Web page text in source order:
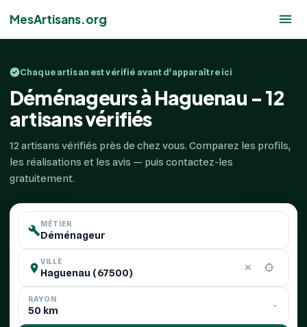
MesArtisans.org
Chaque artisan est vérifié avant d'apparaître ici
Déménageurs à Haguenau - 12
artisans vérifiés
12 artisans vérifiés près de chez vous. Comparez les profils,
les réalisations et les avis — puis contactez-les
gratuitement.
MÉTIER
VILLE
RAYON